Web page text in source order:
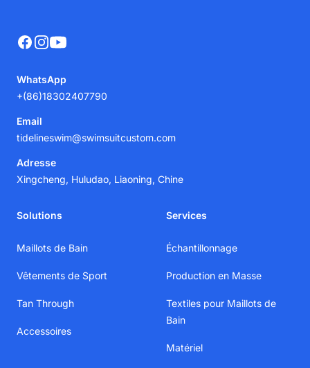
Facebook
Instagram
YouTube
WhatsApp
+(86)18302407790
Email
tidelineswim@swimsuitcustom.com
Adresse
Xingcheng, Huludao, Liaoning, Chine
Solutions
Maillots de Bain
Vêtements de Sport
Tan Through
Accessoires
Services
Échantillonnage
Production en Masse
Textiles pour Maillots de
Bain
Matériel